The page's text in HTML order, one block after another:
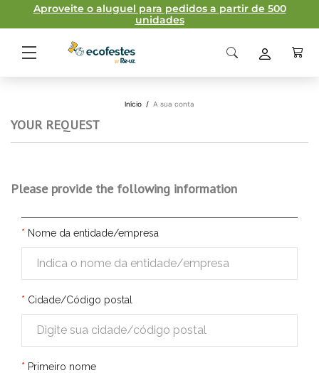
Aproveite o aluguel para pedidos a partir de 500
unidades
Início / A sua conta
YOUR REQUEST
Please provide the following information
Nome da entidade/empresa
Cidade/Código postal
Primeiro nome